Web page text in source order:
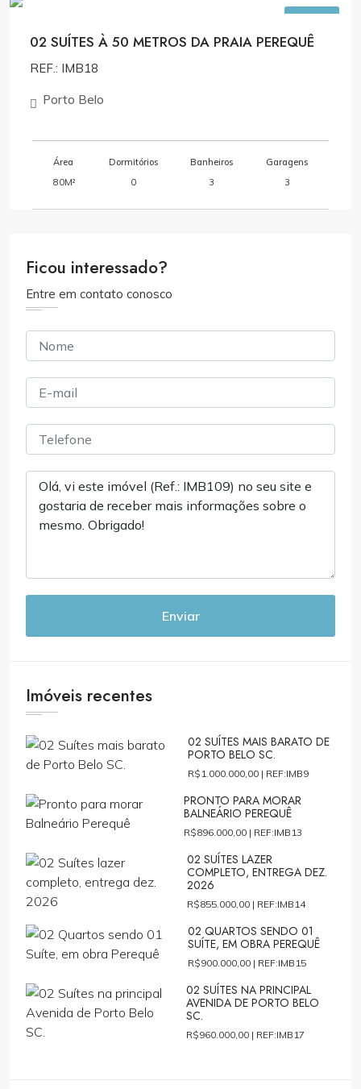
VENDA
02 SUÍTES À 50 METROS DA PRAIA PEREQUÊ
REF.: IMB18
Porto Belo
Área
80M²
Dormitórios
0
Banheiros
3
Garagens
3
Ficou interessado?
Entre em contato conosco
Enviar
Imóveis recentes
02 SUÍTES MAIS BARATO DE
PORTO BELO SC.
R$1.000.000,00 | REF:IMB9
PRONTO PARA MORAR
BALNEÁRIO PEREQUÊ
R$896.000,00 | REF:IMB13
02 SUÍTES LAZER
COMPLETO, ENTREGA DEZ.
2026
R$855.000,00 | REF:IMB14
02 QUARTOS SENDO 01
SUÍTE, EM OBRA PEREQUÊ
R$900.000,00 | REF:IMB15
02 SUÍTES NA PRINCIPAL
AVENIDA DE PORTO BELO
SC.
R$960.000,00 | REF:IMB17